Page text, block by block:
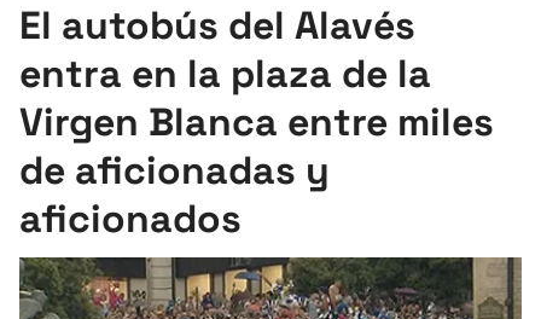
Pelota
Remo
Ciclismo
El autobús del Alavés
entra en la plaza de la
Virgen Blanca entre miles
de aficionadas y
aficionados